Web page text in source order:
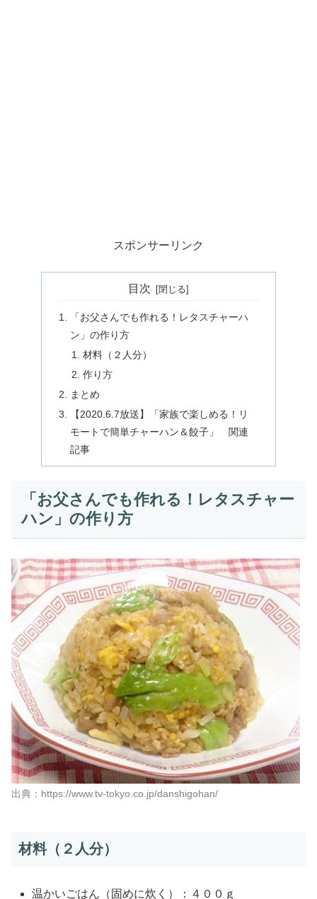
スポンサーリンク
目次
「お父さんでも作れる！レタスチャーハ
ン」の作り方
材料（２人分）
作り方
まとめ
【2020.6.7放送】「家族で楽しめる！リ
モートで簡単チャーハン＆餃子」 関連
記事
「お父さんでも作れる！レタスチャー
ハン」の作り方
出典：https://www.tv-tokyo.co.jp/danshigohan/
材料（２人分）
温かいごはん（固めに炊く）：４００ｇ